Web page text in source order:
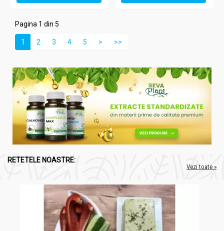
Pagina 1 din 5
1 2 3 4 5 > >>
RETETELE NOASTRE:
Vezi toate »